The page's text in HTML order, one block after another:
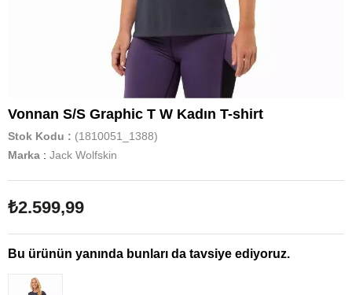
Vonnan S/S Graphic T W Kadın T-shirt
Stok Kodu
(1810051_1388)
Marka : Jack Wolfskin
₺2.599,99
Bu ürünün yanında bunları da tavsiye ediyoruz.